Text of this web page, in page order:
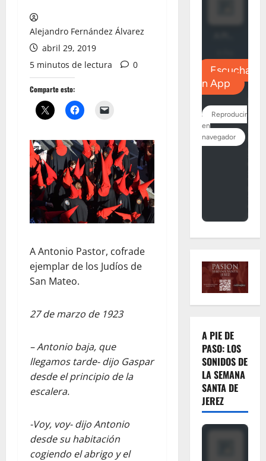
Alejandro Fernández Álvarez
abril 29, 2019
5 minutos de lectura
0
Comparte esto:
A Antonio Pastor, cofrade
ejemplar de los Judíos de
San Mateo.
27 de marzo de 1923
– Antonio baja, que
llegamos tarde- dijo Gaspar
desde el principio de la
escalera.
-Voy, voy- dijo Antonio
desde su habitación
cogiendo el abrigo y el
A PIE DE
PASO: LOS
SONIDOS DE
LA SEMANA
SANTA DE
JEREZ